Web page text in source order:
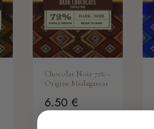
Chocolat Noir 72% –
Origine Madagascar
6.50 €